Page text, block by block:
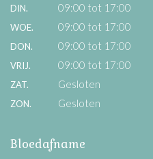
DIN. 09:00 tot 17:00
WOE. 09:00 tot 17:00
DON. 09:00 tot 17:00
VRIJ. 09:00 tot 17:00
ZAT. Gesloten
ZON. Gesloten
Bloedafname